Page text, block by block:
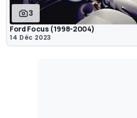
3
Ford Focus (1998-2004)
14 Déc 2023